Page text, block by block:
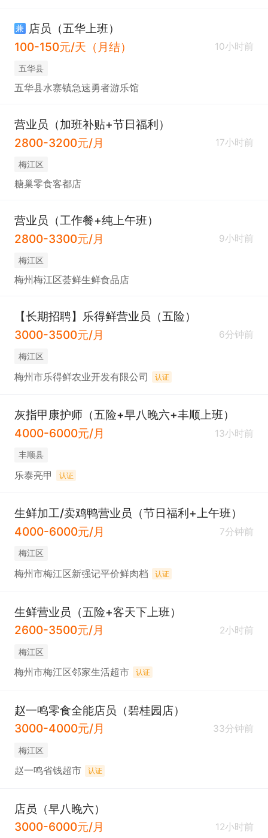
兼 店员（五华上班）
100-150元/天（月结）
10小时前
五华县
五华县水寨镇急速勇者游乐馆
营业员（加班补贴+节日福利）
2800-3200元/月
17小时前
梅江区
糖巢零食客都店
营业员（工作餐+纯上午班）
2800-3300元/月
9小时前
梅江区
梅州梅江区荟鲜生鲜食品店
【长期招聘】乐得鲜营业员（五险）
3000-3500元/月
6分钟前
梅江区
梅州市乐得鲜农业开发有限公司 认证
灰指甲康护师（五险+早八晚六+丰顺上班）
4000-6000元/月
13小时前
丰顺县
乐泰亮甲 认证
生鲜加工/卖鸡鸭营业员（节日福利+上午班）
4000-6000元/月
7分钟前
梅江区
梅州市梅江区新强记平价鲜肉档 认证
生鲜营业员（五险+客天下上班）
2600-3500元/月
2小时前
梅江区
梅州市梅江区邻家生活超市 认证
赵一鸣零食全能店员（碧桂园店）
3000-4000元/月
33分钟前
梅江区
赵一鸣省钱超市 认证
店员（早八晚六）
3000-6000元/月
12小时前